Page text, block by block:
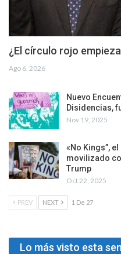
¿El círculo rojo
Ago 6, 2026
Nuevo
Disidencias,
Nov 19, 2025
«No Kings”,
movilizado
Trump
Oct 22, 2025
PREV NEXT 1 De 27
Lo más visto esta